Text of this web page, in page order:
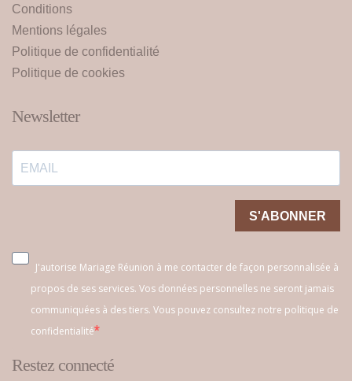
Conditions
Mentions légales
Politique de confidentialité
Politique de cookies
Newsletter
S'ABONNER
J'autorise Mariage Réunion à me contacter de façon personnalisée à
propos de ses services. Vos données personnelles ne seront jamais
communiquées à des tiers. Vous pouvez consultez notre politique de
confidentialité
Restez connecté